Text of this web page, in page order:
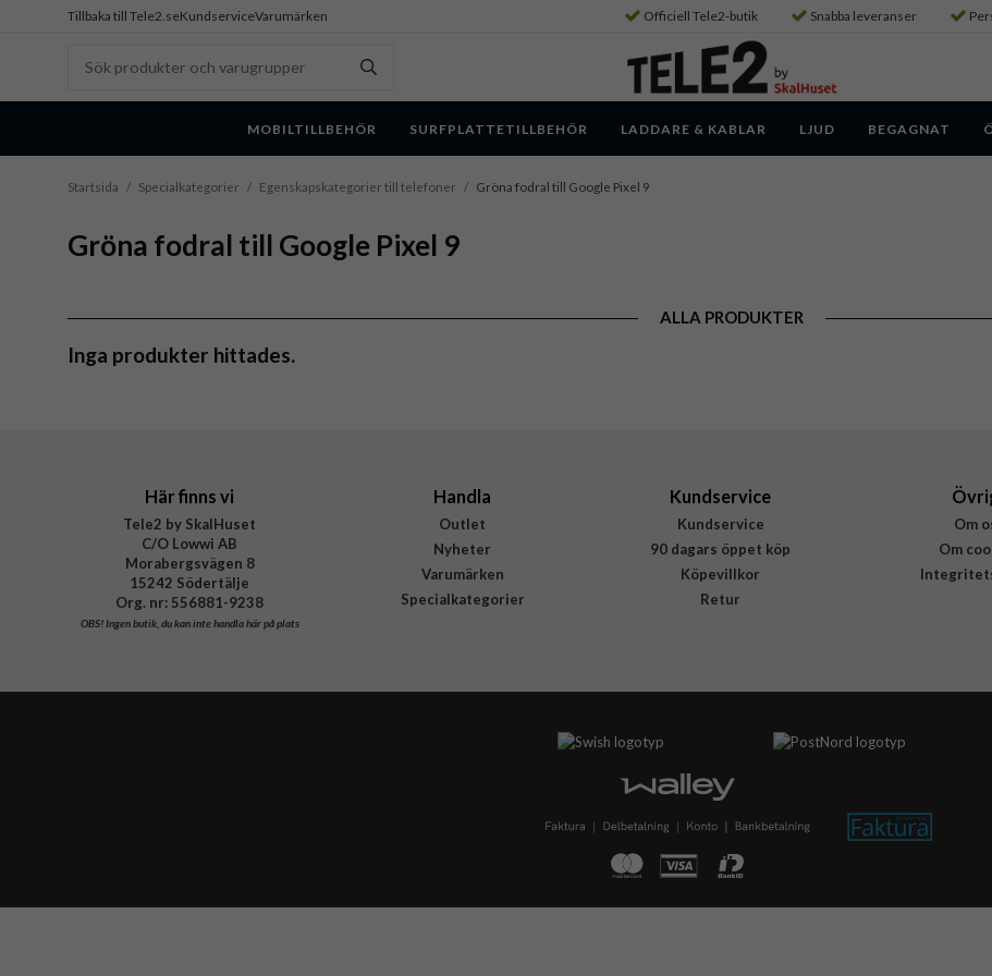
Tillbaka till Tele2.seKundserviceVarumärken Officiell Tele2-butik Snabba leveranser
MOBILTILLBEHÖR SURFPLATTETILLBEHÖR LADDARE & KABLAR LJUD BEGAGNAT
Startsida / Specialkategorier / Egenskapskategorier till telefoner / Gröna fodral till Google Pixel 9
Gröna fodral till Google Pixel 9
ALLA PRODUKTER
Inga produkter hittades.
Här finns vi
Tele2 by SkalHuset
C/O Lowwi AB
Morabergsvägen 8
15242 Södertälje
Org. nr: 556881-9238
OBS!Ingen butik, du kan inte handla här på plats
Handla
Outlet
Nyheter
Varumärken
Specialkategorier
Kundservice
Kundservice
90 dagars öppet köp
Köpevillkor
Retur
Om
Om